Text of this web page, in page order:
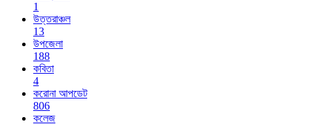
1
উত্তরাঞ্চল
13
উপজেলা
188
কবিতা
4
করোনা আপডেট
806
কলেজ